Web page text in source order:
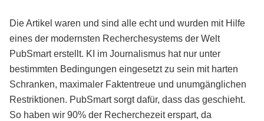
Die Artikel waren und sind alle echt und wurden mit Hilfe
eines der modernsten Recherchesystems der Welt
PubSmart erstellt. KI im Journalismus hat nur unter
bestimmten Bedingungen eingesetzt zu sein mit harten
Schranken, maximaler Faktentreue und unumgänglichen
Restriktionen. PubSmart sorgt dafür, dass das geschieht.
So haben wir 90% der Recherchezeit erspart, da